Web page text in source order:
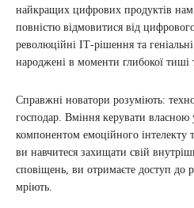
найкращих цифрових продуктів
повністю відмовитися від
революційні ІТ-рішення та
народжені в моменти глибокої тиші
Справжні новатори розуміють:
господар. Вміння керувати
компонентом емоційного інтелекту
ви навчитеся захищати свій
сповіщень, ви отримаєте доступ до
мріють.